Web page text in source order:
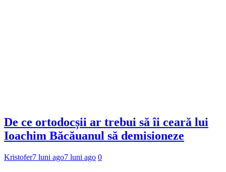
De ce ortodocșii ar trebui să îi ceară lui
Ioachim Băcăuanul să demisioneze
Kristofer7 luni ago7 luni ago 0